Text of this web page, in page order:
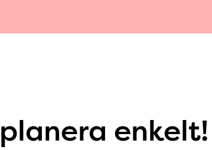
enkelt!